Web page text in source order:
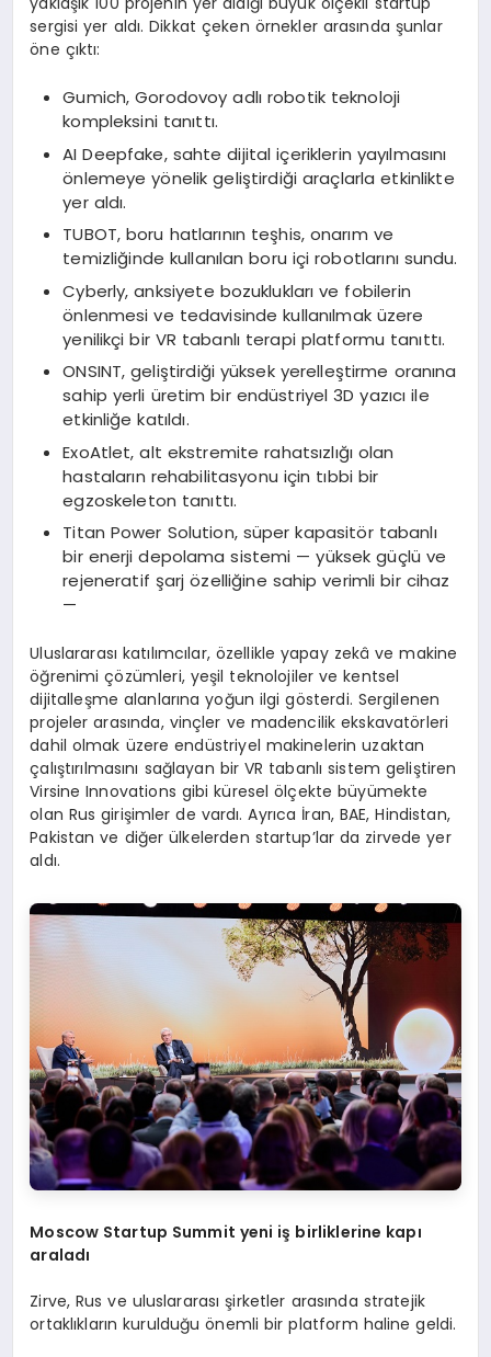
sergisi yer aldı. Dikkat çeken örnekler arasında şunlar
öne çıktı:
Gumich, Gorodovoy adlı robotik teknoloji
kompleksini tanıttı.
AI Deepfake, sahte dijital içeriklerin yayılmasını
önlemeye yönelik geliştirdiği araçlarla etkinlikte
yer aldı.
TUBOT, boru hatlarının teşhis, onarım ve
temizliğinde kullanılan boru içi robotlarını sundu.
Cyberly, anksiyete bozuklukları ve fobilerin
önlenmesi ve tedavisinde kullanılmak üzere
yenilikçi bir VR tabanlı terapi platformu tanıttı.
ONSINT, geliştirdiği yüksek yerelleştirme oranına
sahip yerli üretim bir endüstriyel 3D yazıcı ile
etkinliğe katıldı.
ExoAtlet, alt ekstremite rahatsızlığı olan
hastaların rehabilitasyonu için tıbbi bir
egzoskeleton tanıttı.
Titan Power Solution, süper kapasitör tabanlı
bir enerji depolama sistemi — yüksek güçlü ve
rejeneratif şarj özelliğine sahip verimli bir cihaz
—
Uluslararası katılımcılar, özellikle yapay zekâ ve makine
öğrenimi çözümleri, yeşil teknolojiler ve kentsel
dijitalleşme alanlarına yoğun ilgi gösterdi. Sergilenen
projeler arasında, vinçler ve madencilik ekskavatörleri
dahil olmak üzere endüstriyel makinelerin uzaktan
çalıştırılmasını sağlayan bir VR tabanlı sistem geliştiren
Virsine Innovations gibi küresel ölçekte büyümekte
olan Rus girişimler de vardı. Ayrıca İran, BAE, Hindistan,
Pakistan ve diğer ülkelerden startup’lar da zirvede yer
aldı.
Moscow Startup Summit yeni iş birliklerine kapı
araladı
Zirve, Rus ve uluslararası şirketler arasında stratejik
ortaklıkların kurulduğu önemli bir platform haline geldi.